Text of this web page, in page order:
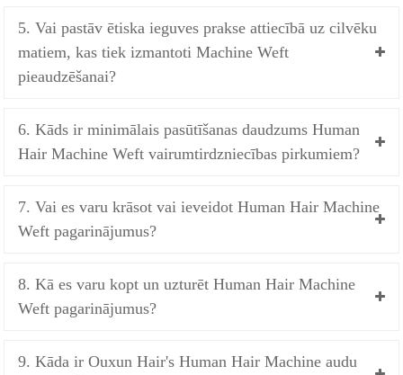
5. Vai pastāv ētiska ieguves prakse attiecībā uz cilvēku
matiem, kas tiek izmantoti Machine Weft
pieaudzēšanai?
6. Kāds ir minimālais pasūtīšanas daudzums Human
Hair Machine Weft vairumtirdzniecības pirkumiem?
7. Vai es varu krāsot vai ieveidot Human Hair Machine
Weft pagarinājumus?
8. Kā es varu kopt un uzturēt Human Hair Machine
Weft pagarinājumus?
9. Kāda ir Ouxun Hair's Human Hair Machine audu